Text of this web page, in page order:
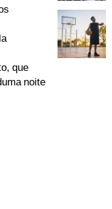
que
noite